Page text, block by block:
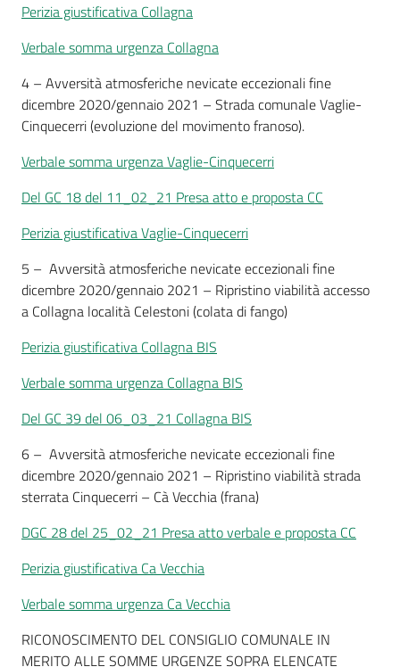
Perizia giustificativa Collagna
Verbale somma urgenza Collagna
4 – Avversità atmosferiche nevicate eccezionali fine
dicembre 2020/gennaio 2021 – Strada comunale Vaglie-
Cinquecerri (evoluzione del movimento franoso).
Verbale somma urgenza Vaglie-Cinquecerri
Del GC 18 del 11_02_21 Presa atto e proposta CC
Perizia giustificativa Vaglie-Cinquecerri
5 – Avversità atmosferiche nevicate eccezionali fine
dicembre 2020/gennaio 2021 – Ripristino viabilità accesso
a Collagna località Celestoni (colata di fango)
Perizia giustificativa Collagna BIS
Verbale somma urgenza Collagna BIS
Del GC 39 del 06_03_21 Collagna BIS
6 – Avversità atmosferiche nevicate eccezionali fine
dicembre 2020/gennaio 2021 – Ripristino viabilità strada
sterrata Cinquecerri – Cà Vecchia (frana)
DGC 28 del 25_02_21 Presa atto verbale e proposta CC
Perizia giustificativa Ca Vecchia
Verbale somma urgenza Ca Vecchia
RICONOSCIMENTO DEL CONSIGLIO COMUNALE IN
MERITO ALLE SOMME URGENZE SOPRA ELENCATE